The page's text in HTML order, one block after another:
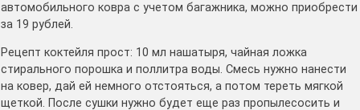
автомобильного ковра с учетом багажника, можно приобрести
за 19 рублей.
Рецепт коктейля прост: 10 мл нашатыря, чайная ложка
стирального порошка и поллитра воды. Смесь нужно нанести
на ковер, дай ей немного отстояться, а потом тереть мягкой
щеткой. После сушки нужно будет еще раз пропылесосить и